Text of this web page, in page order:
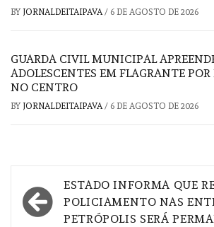
BY JORNALDEITAIPAVA/ 6 DE AGOSTO DE 2026
GUARDA CIVIL MUNICIPAL
ADOLESCENTES EM FLAGRANTE POR
NO CENTRO
BY JORNALDEITAIPAVA/ 6 DE AGOSTO DE 2026
Navegação
de
ESTADO INFORMA QUE
POLICIAMENTO NAS
PETRÓPOLIS SERÁ